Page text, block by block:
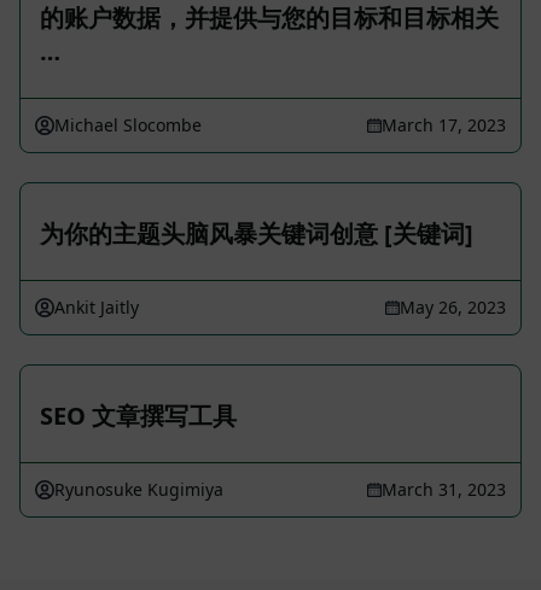
的账户数据，并提供与您的目标和目标相关
…
Michael Slocombe March 17, 2023
为你的主题头脑风暴关键词创意 [关键词]
Ankit Jaitly May 26, 2023
SEO 文章撰写工具
Ryunosuke Kugimiya March 31, 2023